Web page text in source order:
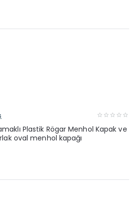
Plastik Rögar Menhol Kapak ve
oval menhol kapağı